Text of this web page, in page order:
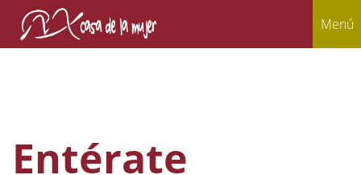
Menú
Entérate